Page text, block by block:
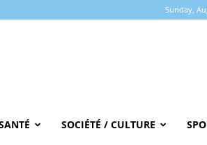
Sunday,
SOCIÉTÉ / CULTURE